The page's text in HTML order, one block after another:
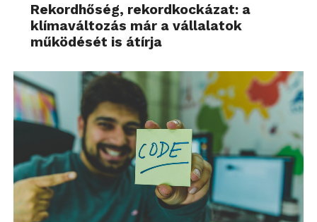
Rekordhőség, rekordkockázat: a
klímaváltozás már a vállalatok
működését is átírja